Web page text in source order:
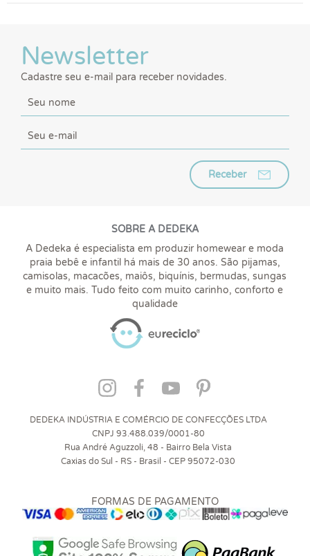
Newsletter
Cadastre seu e-mail para receber novidades.
Receber
SOBRE A DEDEKA
A Dedeka é especialista em produzir homewear e moda
praia bebê e infantil há mais de 30 anos. São pijamas,
camisolas, macacões, maiôs, biquínis, bermudas, sungas
e muito mais. Tudo feito com muito carinho, conforto e
qualidade
DEDEKA INDÚSTRIA E COMÉRCIO DE CONFECÇÕES LTDA
CNPJ 93.488.039/0001-80
Rua André Aguzzoli, 48 - Bairro Bela Vista
Caxias do Sul - RS - Brasil - CEP 95072-030
FORMAS DE PAGAMENTO